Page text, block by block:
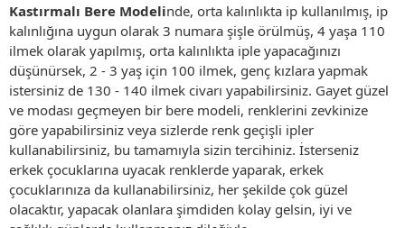
Kastırmalı Bere Modelinde, orta kalınlıkta ip kullanılmış, ip
kalınlığına uygun olarak 3 numara şişle örülmüş, 4 yaşa 110
ilmek olarak yapılmış, orta kalınlıkta iple yapacağınızı
düşünürsek, 2 - 3 yaş için 100 ilmek, genç kızlara yapmak
istersiniz de 130 - 140 ilmek civarı yapabilirsiniz. Gayet güzel
ve modası geçmeyen bir bere modeli, renklerini zevkinize
göre yapabilirsiniz veya sizlerde renk geçişli ipler
kullanabilirsiniz, bu tamamıyla sizin tercihiniz. İsterseniz
erkek çocuklarına uyacak renklerde yaparak, erkek
çocuklarınıza da kullanabilirsiniz, her şekilde çok güzel
olacaktır, yapacak olanlara şimdiden kolay gelsin, iyi ve